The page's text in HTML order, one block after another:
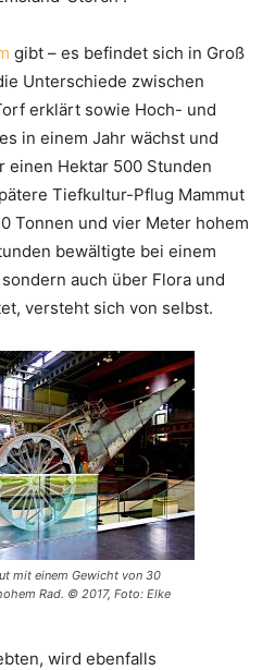
gibt – es befindet sich in Groß
Unterschiede zwischen
erklärt sowie Hoch- und
in einem Jahr wächst und
einen Hektar 500 Stunden
Tiefkultur-Pflug Mammut
Tonnen und vier Meter hohem
bewältigte bei einem
auch über Flora und
versteht sich von selbst.
mit einem Gewicht von 30
Rad. © 2017, Foto: Elke
wird ebenfalls